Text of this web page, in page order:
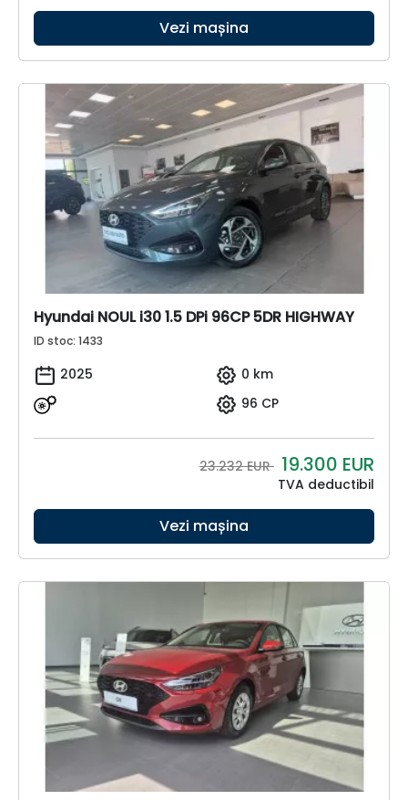
Vezi mașina
Hyundai NOUL i30 1.5 DPi 96CP 5DR HIGHWAY
ID stoc: 1433
2025
0 km
96 CP
23.232 EUR 19.300 EUR
TVA deductibil
Vezi mașina